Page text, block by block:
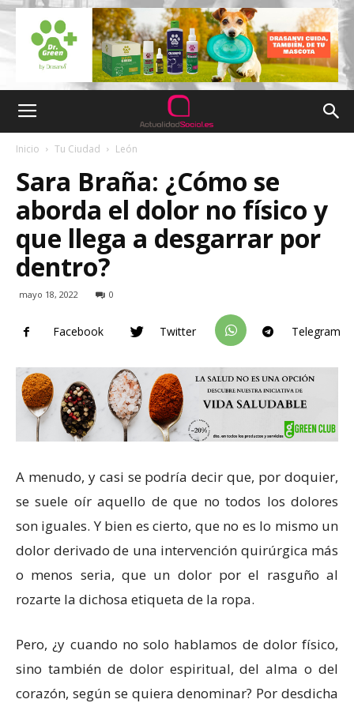
Inicio Tu Ciudad León
Sara Braña: ¿Cómo se
aborda el dolor no físico y
que llega a desgarrar por
dentro?
mayo 18, 2022 0
Facebook Twitter Telegram
A menudo, y casi se podría decir que, por doquier,
se suele oír aquello de que no todos los dolores
son iguales. Y bien es cierto, que no es lo mismo un
dolor derivado de una intervención quirúrgica más
o menos seria, que un dolor por el rasguño al
rozarte la dichosa etiqueta de la ropa.
Pero, ¿y cuando no solo hablamos de dolor físico,
sino también de dolor espiritual, del alma o del
corazón, según se quiera denominar? Por desdicha